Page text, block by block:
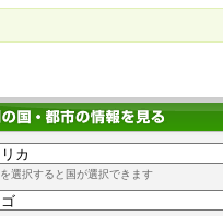
選択すると国が選択できます